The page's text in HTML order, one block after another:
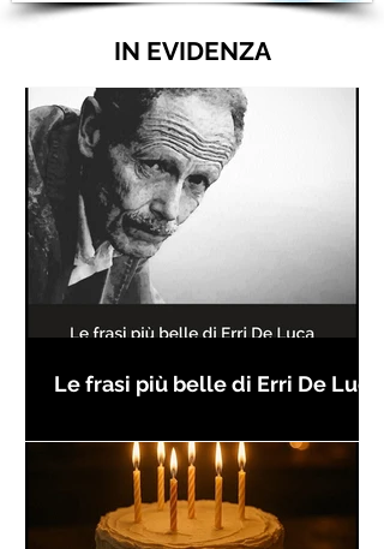
IN EVIDENZA
Le frasi più belle di Erri De Luca